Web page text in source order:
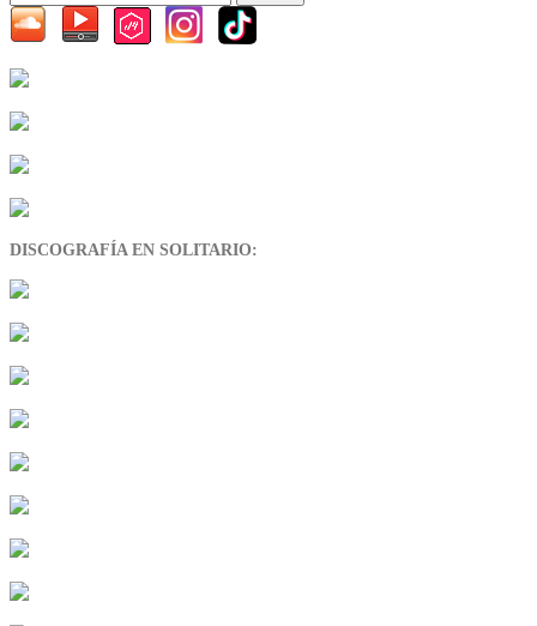
DISCOGRAFÍA EN SOLITARIO: